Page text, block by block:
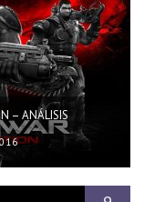
– ANÁLISIS